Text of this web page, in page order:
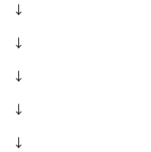
↓
↓
↓
↓
↓